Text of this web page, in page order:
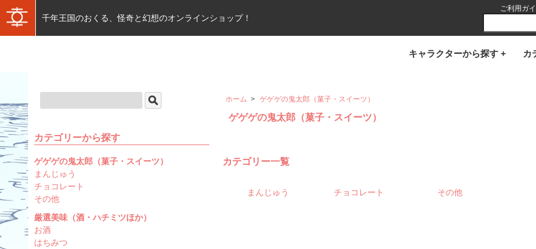
ご利用ガ
千年王国のおくる、怪奇と幻想のオンラインショップ！
キャラクターから探す + カ
ホーム > ゲゲゲの鬼太郎（菓子・スイーツ）
ゲゲゲの鬼太郎（菓子・スイーツ）
カテゴリー一覧
まんじゅう チョコレート その他
カテゴリーから探す
ゲゲゲの鬼太郎（菓子・スイーツ）
まんじゅう
チョコレート
その他
厳選美味（酒・ハチミツほか）
お酒
はちみつ